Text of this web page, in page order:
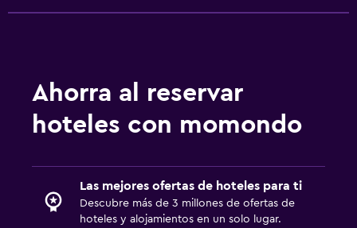
Ahorra al reservar
hoteles con momondo
Las mejores ofertas de hoteles para ti
Descubre más de 3 millones de ofertas de
hoteles y alojamientos en un solo lugar.